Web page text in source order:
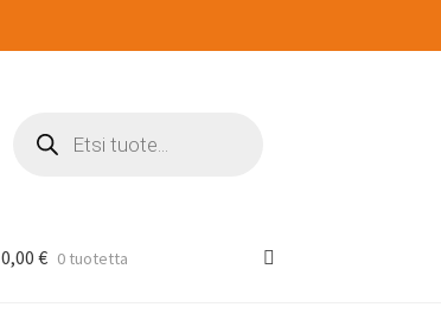
search
0,00 € 0 tuotetta